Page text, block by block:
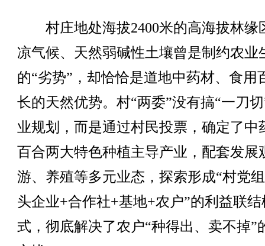
村庄地处海拔2400米的高海拔林缘
凉气候、天然弱碱性土壤曾是制约农业
的“劣势”，却恰恰是道地中药材、食用
长的天然优势。村“两委”没有搞“一刀
业规划，而是通过村民投票，确定了中
百合两大特色种植主导产业，配套发展
游、养殖等多元业态，探索形成“村党
头企业+合作社+基地+农户”的利益联结
式，彻底解决了农户“种得出、卖不掉”